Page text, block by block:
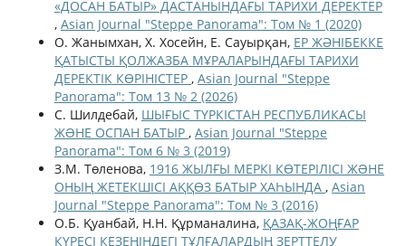
«ДОСАН БАТЫР» ДАСТАНЫНДАҒЫ ТАРИХИ ДЕРЕКТЕР
, Asian Journal "Steppe Panorama": Том № 1 (2020)
O. Жанымхан, Х. Хосейн, Е. Сауырқан, ЕР ЖӘНІБЕККЕ
ҚАТЫСТЫ ҚОЛЖАЗБА МҰРАЛАРЫНДАҒЫ ТАРИХИ
ДЕРЕКТІК КӨРІНІСТЕР , Asian Journal "Steppe
Panorama": Том 13 № 2 (2026)
С. Шилдебай, ШЫҒЫС ТҮРКІСТАН РЕСПУБЛИКАСЫ
ЖƏНЕ ОСПАН БАТЫР , Asian Journal "Steppe
Panorama": Том 6 № 3 (2019)
З.М. Төленова, 1916 ЖЫЛҒЫ МЕРКІ КӨТЕРІЛІСІ ЖƏНЕ
ОНЫҢ ЖЕТЕКШІСІ АҚҚӨЗ БАТЫР ХАҺЫНДА , Asian
Journal "Steppe Panorama": Том № 3 (2016)
О.Б. Қуанбай, Н.Н. Құрманалина, ҚАЗАҚ-ЖОҢҒАР
КҮРЕСІ КЕЗЕҢІНДЕГІ ТҰЛҒАЛАРДЫҢ ЗЕРТТЕЛУ